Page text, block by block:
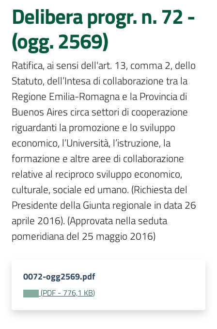
Argomenti
Per
i
media
Per
i
cittadini
Delibera progr. n. 72 -
(ogg. 2569)
Ratifica, ai sensi dell'art. 13, comma 2, dello
Statuto, dell’Intesa di collaborazione tra la
Regione Emilia-Romagna e la Provincia di
Buenos Aires circa settori di cooperazione
riguardanti la promozione e lo sviluppo
economico, l’Università, l’istruzione, la
formazione e altre aree di collaborazione
relative al reciproco sviluppo economico,
culturale, sociale ed umano. (Richiesta del
Presidente della Giunta regionale in data 26
aprile 2016). (Approvata nella seduta
pomeridiana del 25 maggio 2016)
0072-ogg2569.pdf
(PDF - 776,1 KB)